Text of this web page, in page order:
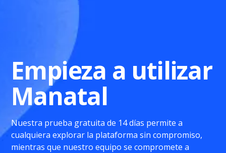
Empieza a utilizar
Manatal
Nuestra prueba gratuita de 14 días permite a
cualquiera explorar la plataforma sin compromiso,
mientras que nuestro equipo se compromete a